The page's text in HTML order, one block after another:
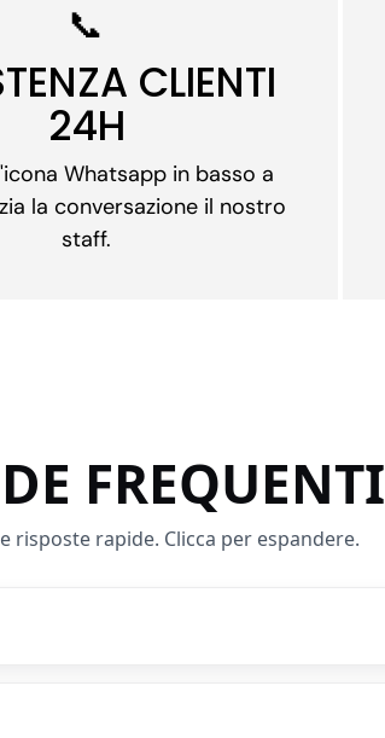
📞
CLIENTI
24H
Whatsapp in basso a
la conversazione il nostro
staff.
FREQUENTI
risposte rapide. Clicca per espandere.